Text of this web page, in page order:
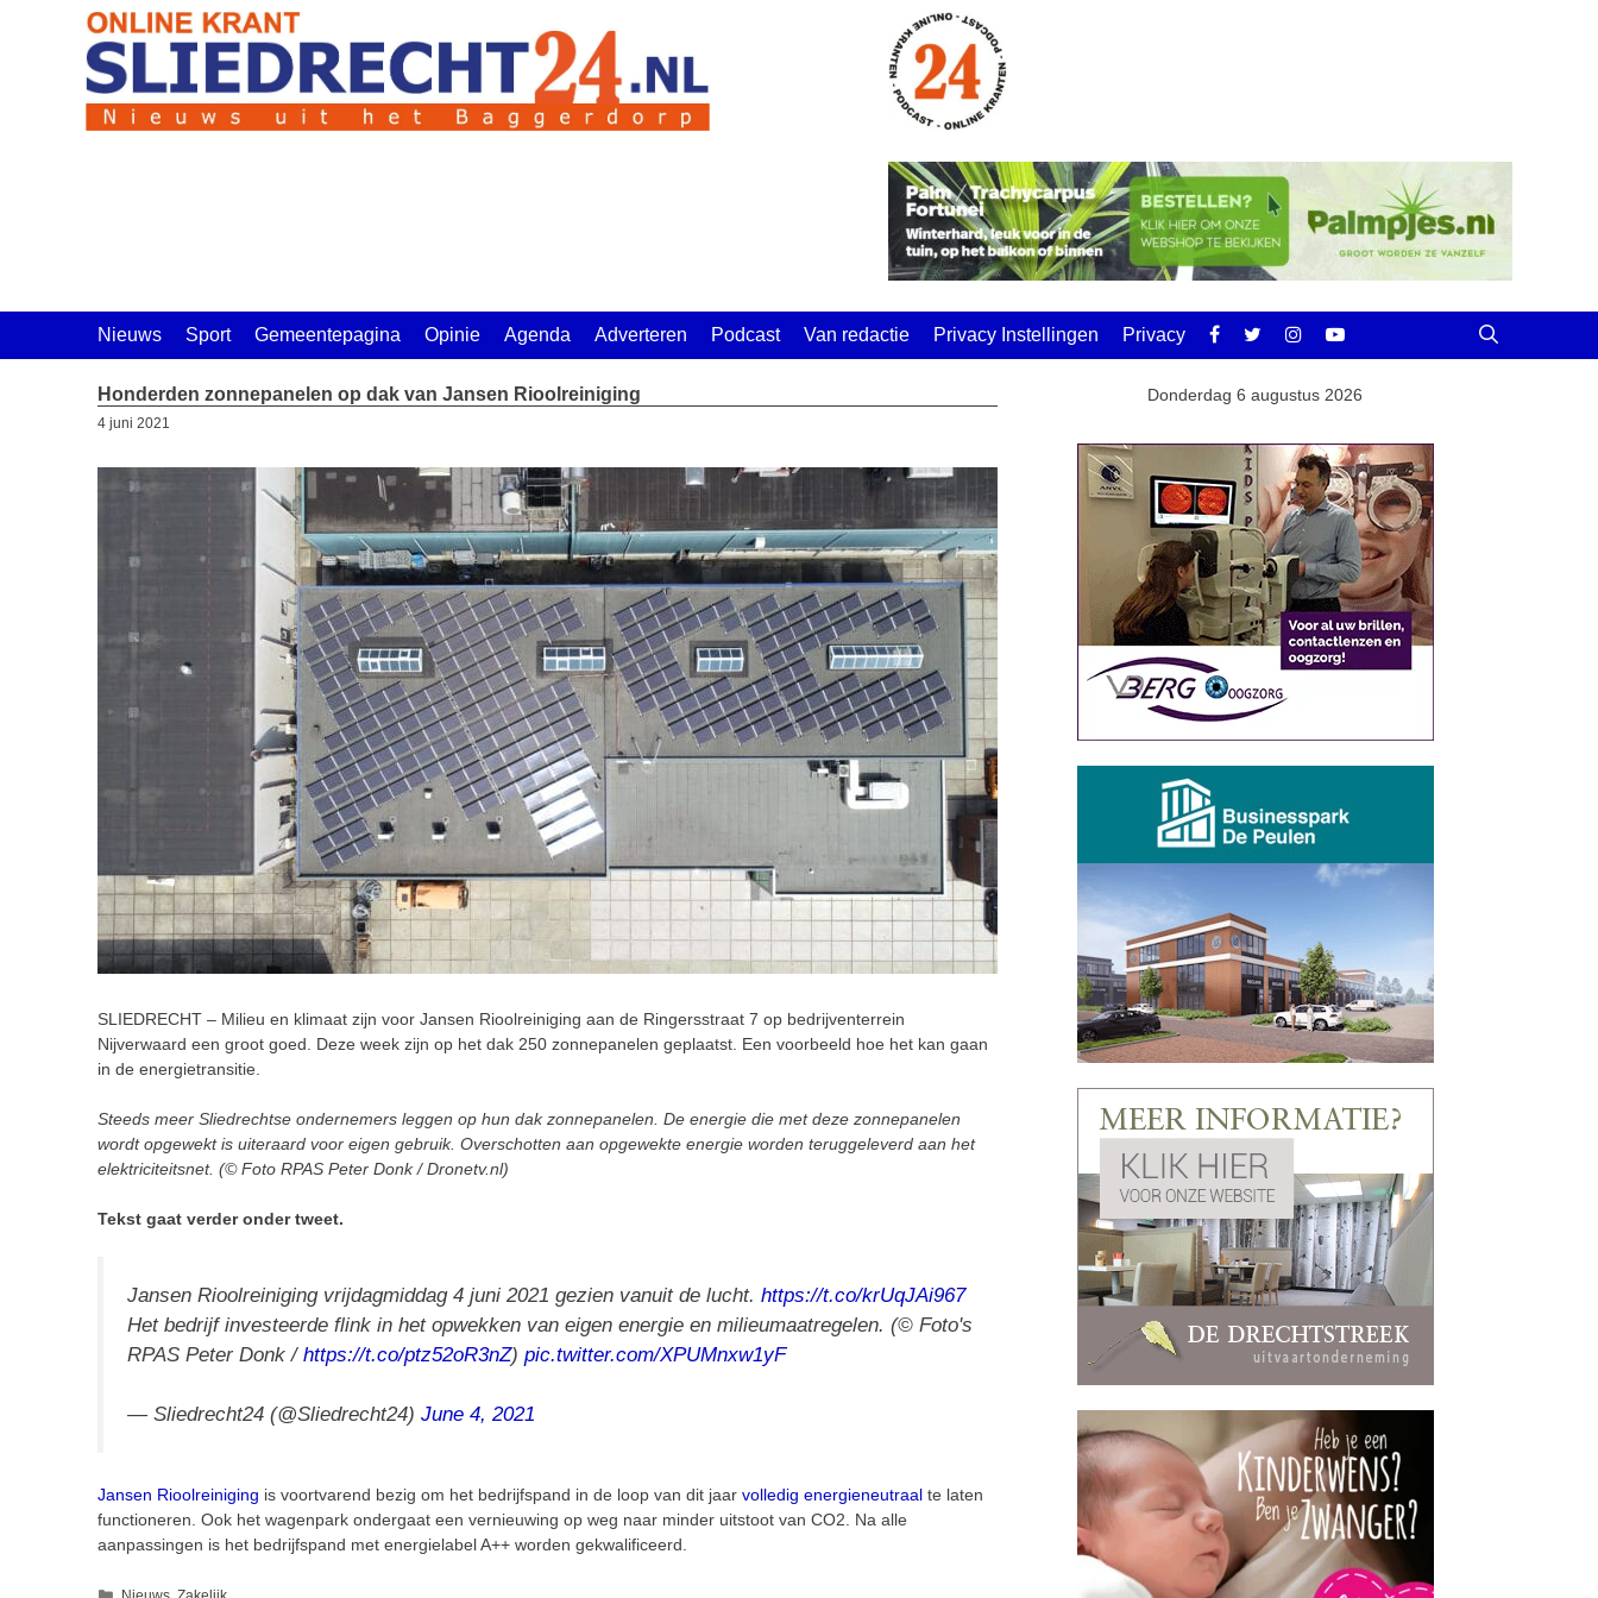
Nieuws Sport Gemeentepagina Opinie Agenda Adverteren Podcast Van redactie Privacy Instellingen Privacy
Honderden zonnepanelen op dak van Jansen Rioolreiniging
4 juni 2021
SLIEDRECHT – Milieu en klimaat zijn voor Jansen Rioolreiniging aan de Ringersstraat 7 op bedrijventerrein
Nijverwaard een groot goed. Deze week zijn op het dak 250 zonnepanelen geplaatst. Een voorbeeld hoe het kan gaan
in de energietransitie.
Steeds meer Sliedrechtse ondernemers leggen op hun dak zonnepanelen. De energie die met deze zonnepanelen
wordt opgewekt is uiteraard voor eigen gebruik. Overschotten aan opgewekte energie worden teruggeleverd aan het
elektriciteitsnet. (© Foto RPAS Peter Donk / Dronetv.nl)
Tekst gaat verder onder tweet.
Jansen Rioolreiniging vrijdagmiddag 4 juni 2021 gezien vanuit de lucht. https://t.co/krUqJAi967
Het bedrijf investeerde flink in het opwekken van eigen energie en milieumaatregelen. (© Foto's
RPAS Peter Donk / https://t.co/ptz52oR3nZ) pic.twitter.com/XPUMnxw1yF
— Sliedrecht24 (@Sliedrecht24) June 4, 2021
Jansen Rioolreiniging is voortvarend bezig om het bedrijfspand in de loop van dit jaar volledig energieneutraal te laten
functioneren. Ook het wagenpark ondergaat een vernieuwing op weg naar minder uitstoot van CO2. Na alle
aanpassingen is het bedrijfspand met energielabel A++ worden gekwalificeerd.
Categorieën
Donderdag 6 augustus 2026